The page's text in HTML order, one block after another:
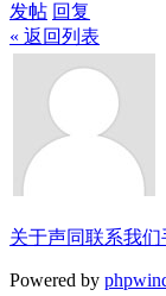
发帖 回复
« 返回列表
关于声同联系我们
Powered by